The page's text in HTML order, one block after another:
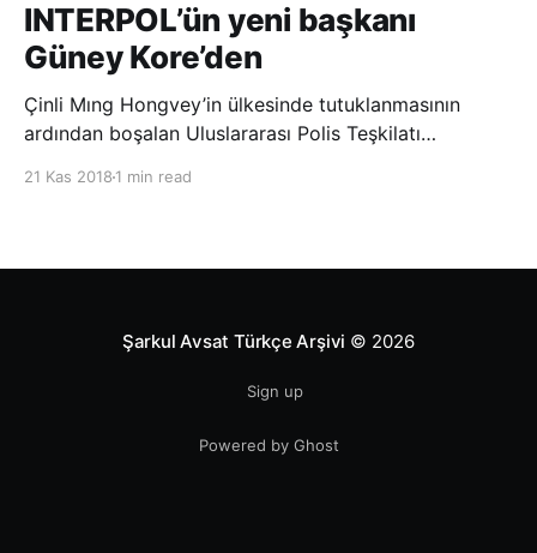
INTERPOL’ün yeni başkanı
Güney Kore’den
Çinli Mıng Hongvey’in ülkesinde tutuklanmasının
ardından boşalan Uluslararası Polis Teşkilatı
21 Kas 2018 1 min read
Şarkul Avsat Türkçe Arşivi © 2026
Sign up
Powered by Ghost